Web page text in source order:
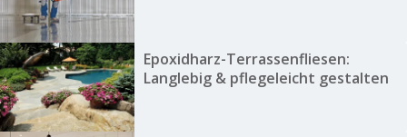
Epoxidharz-Terrassenfliesen:
Langlebig & pflegeleicht gestalten